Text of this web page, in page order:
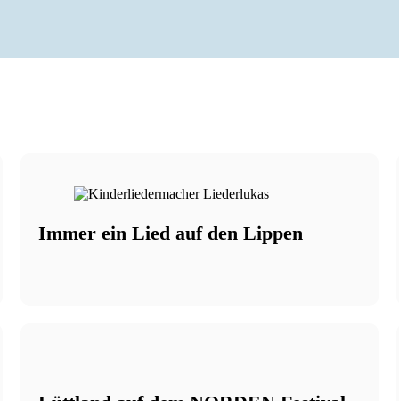
Immer ein Lied auf den Lippen